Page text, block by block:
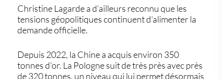
Christine Lagarde a d’ailleurs reconnu que les
tensions géopolitiques continuent d’alimenter la
demande officielle.
Depuis 2022, la Chine a acquis environ 350
tonnes d’or. La Pologne suit de très près avec près
de 320 tonnes, un niveau qui lui permet désormais